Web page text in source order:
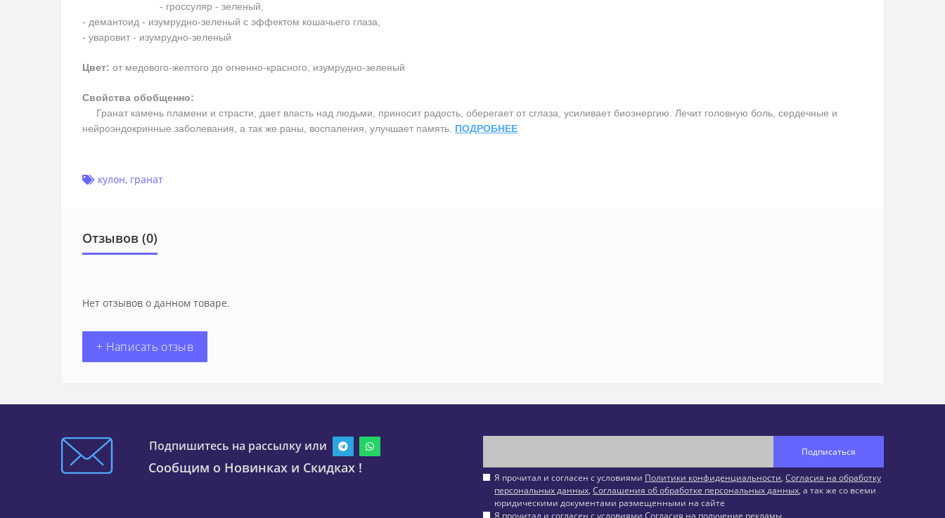
- гроссуляр - зеленый,
- демантоид - изумрудно-зеленый с эффектом кошачьего глаза,
- уваровит - изумрудно-зеленый
Цвет: от медового-желтого до огненно-красного, изумрудно-зеленый
Свойства обобщенно:
Гранат камень пламени и страсти, дает власть над людьми, приносит радость, оберегает от сглаза, усиливает биоэнергию. Лечит головную боль, сердечные и
нейроэндокринные заболевания, а так же раны, воспаления, улучшает память. ПОДРОБНЕЕ
кулон, гранат
Отзывов (0)
Нет отзывов о данном товаре.
+ Написать отзыв
Подпишитесь на рассылку или
Сообщим о Новинках и Скидках !
Подписаться
Я прочитал и согласен с условиями Политики конфиденциальности, Согласия на обработку
персональных данных, Соглашения об обработке персональных данных, а так же со всеми
юридическими документами размещенными на сайте
Я прочитал и согласен с условиями Согласия на получение рекламы